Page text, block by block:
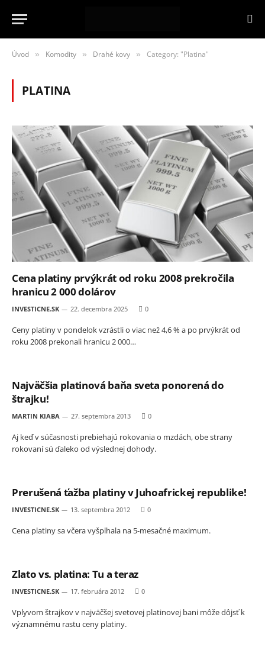
Úvod » Komodity » Drahé kovy » Category: "Platina"
PLATINA
Cena platiny prvýkrát od roku 2008 prekročila
hranicu 2 000 dolárov
INVESTICNE.SK 22. decembra 2025 0
Ceny platiny v pondelok vzrástli o viac než 4,6 % a po prvýkrát od
roku 2008 prekonali hranicu 2 000…
Najväčšia platinová baňa sveta ponorená do
štrajku!
MARTIN KIABA 27. septembra 2013 0
Aj keď v súčasnosti prebiehajú rokovania o mzdách, obe strany
rokovaní sú ďaleko od výslednej dohody.
Prerušená ťažba platiny v Juhoafrickej republike!
INVESTICNE.SK 13. septembra 2012 0
Cena platiny sa včera vyšplhala na 5-mesačné maximum.
Zlato vs. platina: Tu a teraz
INVESTICNE.SK 17. februára 2012 0
Vplyvom štrajkov v najväčšej svetovej platinovej bani môže dôjsť k
významnému rastu ceny platiny.